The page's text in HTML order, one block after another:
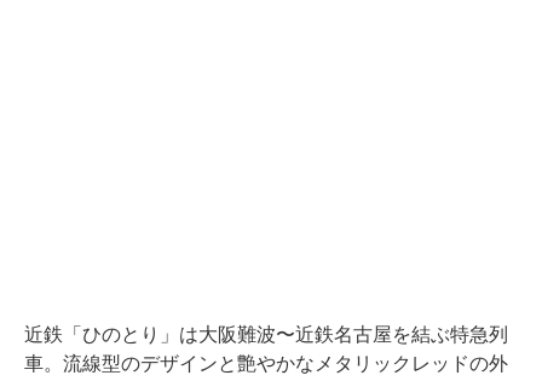
近鉄「ひのとり」は大阪難波〜近鉄名古屋を結ぶ特急列
車。流線型のデザインと艶やかなメタリックレッドの外